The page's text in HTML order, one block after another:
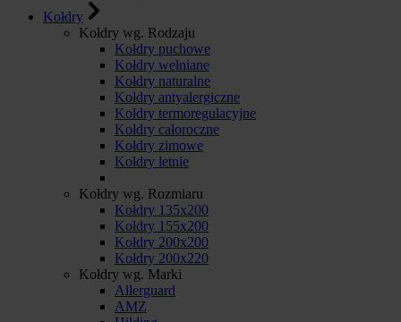
Kołdry
Kołdry wg. Rodzaju
Kołdry puchowe
Kołdry wełniane
Kołdry naturalne
Kołdry antyalergiczne
Kołdry termoregulacyjne
Kołdry całoroczne
Kołdry zimowe
Kołdry letnie
Kołdry wg. Rozmiaru
Kołdry 135x200
Kołdry 155x200
Kołdry 200x200
Kołdry 200x220
Kołdry wg. Marki
Allerguard
AMZ